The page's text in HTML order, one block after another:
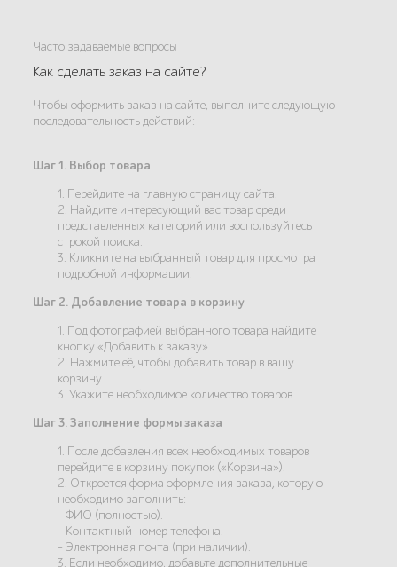
Часто задаваемые вопросы
Как сделать заказ на сайте?
Чтобы оформить заказ на сайте, выполните следующую
последовательность действий:
Шаг 1. Выбор товара
1. Перейдите на главную страницу сайта.
2. Найдите интересующий вас товар среди
представленных категорий или воспользуйтесь
строкой поиска.
3. Кликните на выбранный товар для просмотра
подробной информации.
Шаг 2. Добавление товара в корзину
1. Под фотографией выбранного товара найдите
кнопку «Добавить к заказу».
2. Нажмите её, чтобы добавить товар в вашу
корзину.
3. Укажите необходимое количество товаров.
Шаг 3. Заполнение формы заказа
1. После добавления всех необходимых товаров
перейдите в корзину покупок («Корзина»).
2. Откроется форма оформления заказа, которую
необходимо заполнить:
- ФИО (полностью).
- Контактный номер телефона.
- Электронная почта (при наличии).
3. Если необходимо, добавьте дополнительные